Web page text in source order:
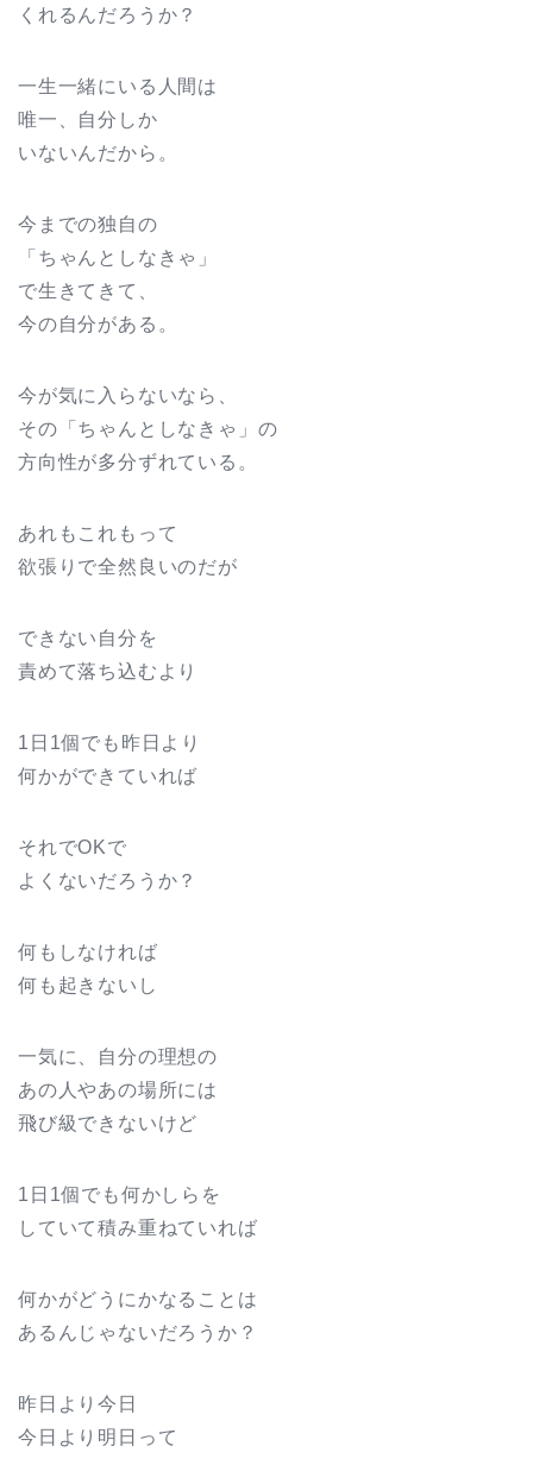
くれるんだろうか？
一生一緒にいる人間は
唯一、自分しか
いないんだから。
今までの独自の
「ちゃんとしなきゃ」
で生きてきて、
今の自分がある。
今が気に入らないなら、
その「ちゃんとしなきゃ」の
方向性が多分ずれている。
あれもこれもって
欲張りで全然良いのだが
できない自分を
責めて落ち込むより
1日1個でも昨日より
何かができていれば
それでOKで
よくないだろうか？
何もしなければ
何も起きないし
一気に、自分の理想の
あの人やあの場所には
飛び級できないけど
1日1個でも何かしらを
していて積み重ねていれば
何かがどうにかなることは
あるんじゃないだろうか？
昨日より今日
今日より明日って